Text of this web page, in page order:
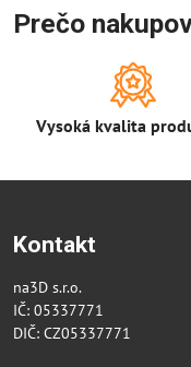
Prečo
Vysoká kvalita
Kontakt
na3D s.r.o.
IČ: 05337771
DIČ: CZ05337771